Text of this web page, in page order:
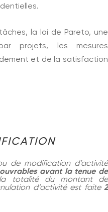
la loi de Pareto, une
projets, les mesures
et de la satisfaction
de modification d’activité
avant la tenue de
la totalité du montant de
d’activité est faite 2